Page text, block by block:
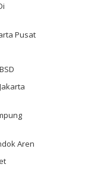
Pusat
Aren